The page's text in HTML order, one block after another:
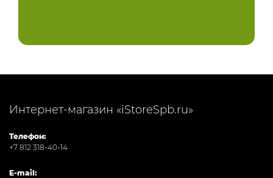
Интернет-магазин «iStoreSpb.ru»
Телефон:
+7 812 318-40-14
E-mail: